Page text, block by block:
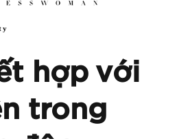
hợp với
trong